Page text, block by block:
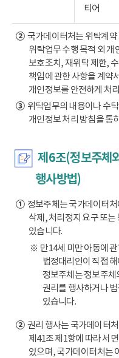
티어
②국가데이터처는 위탁계약
위탁업무 수행 목적 외
보호조치, 재위탁 제한,
책임에 관한 사항을 계약
개인정보를 안전하게 처
③위탁업무의 내용이나 수
개인정보 처리 방침을 통
제6조(정보주체
행사방법)
①정보주체는 국가데이터처
삭제, 처리정지 요구 또는
있습니다.
※ 만14세 미만 아동에
법정대리인이 직접
정보주체는 정보주체
권리를 행사하거나
있습니다.
②권리 행사는 국가데이터
제41조 제1항에 따라 서
있으며, 국가데이터처는